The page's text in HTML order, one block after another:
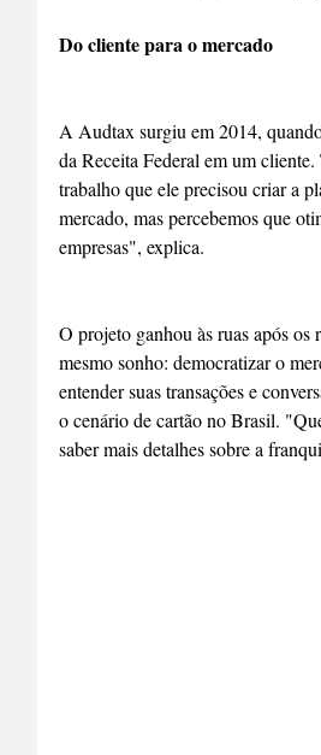
Do cliente para o mercado
A Audtax surgiu em 2014,
da Receita Federal em um
trabalho que ele precisou criar a
mercado, mas percebemos que
empresas", explica.
O projeto ganhou às ruas após
mesmo sonho: democratizar o
entender suas transações e
o cenário de cartão no Brasil.
saber mais detalhes sobre a